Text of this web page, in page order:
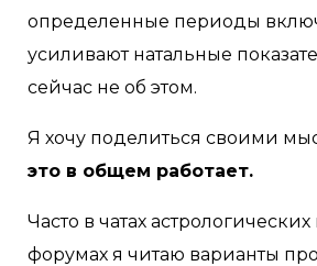
определенные периоды
усиливают натальные
сейчас не об этом.
Я хочу поделиться своими
это в общем работает.
Часто в чатах
форумах я читаю варианты